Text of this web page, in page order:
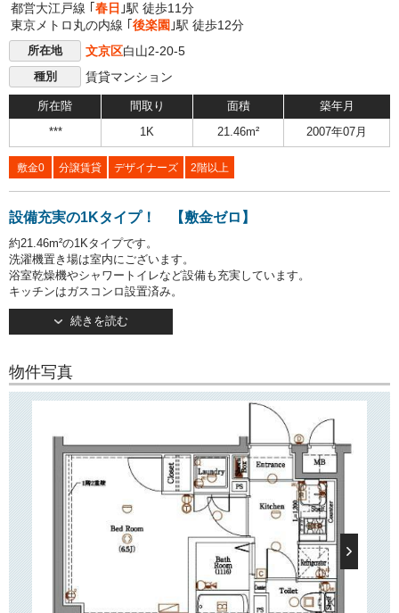
都営大江戸線 ｢ 春日 ｣駅 徒歩11分
東京メトロ丸の内線 ｢ 後楽園 ｣駅 徒歩12分
所在地 文京区白山2-20-5
種別 賃貸マンション
所在階 間取り 面積 築年月
*** 1K 21.46m² 2007年07月
敷金0 分譲賃貸 デザイナーズ 2階以上
設備充実の1Kタイプ！ 【敷金ゼロ】
約21.46m²の1Kタイプです。
洗濯機置き場は室内にございます。
浴室乾燥機やシャワートイレなど設備も充実しています。
キッチンはガスコンロ設置済み。
○建物情報○
そのほか「春日」駅・「後楽園」駅もご利用いただけます！
「小石川植物園」そばの閑静な住宅街！
オートロックや宅配ボックスなど設備も充実しています！
○周辺環境○
近隣にはスーパー「まいばすけっと」「ダイエー」のほかコンビニ等も
ございますので、
日々のお買い物に便利です！
徒歩10分のところには桜並木で有名な「播磨坂」がございます！
続きを読む
物件写真